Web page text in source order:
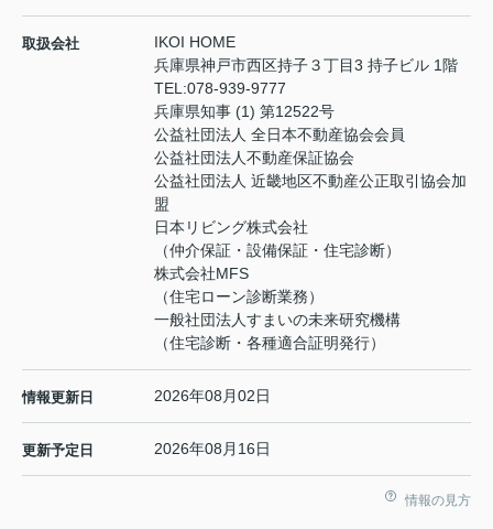
取扱会社
IKOI HOME
兵庫県神戸市西区持子３丁目3 持子ビル 1階
TEL:078-939-9777
兵庫県知事 (1) 第12522号
公益社団法人 全日本不動産協会会員
公益社団法人不動産保証協会
公益社団法人 近畿地区不動産公正取引協会加
盟
日本リビング株式会社
（仲介保証・設備保証・住宅診断）
株式会社MFS
（住宅ローン診断業務）
一般社団法人すまいの未来研究機構
（住宅診断・各種適合証明発行）
情報更新日 2026年08月02日
更新予定日 2026年08月16日
情報の見方